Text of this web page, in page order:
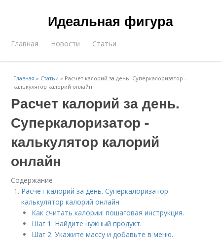
Идеальная фигура
Главная Новости Статьи
Главная » Статьи » Расчет калорий за день. Суперкалоризатор -
калькулятор калорий онлайн
Расчет калорий за день.
Суперкалоризатор -
калькулятор калорий
онлайн
Содержание
Расчет калорий за день. Суперкалоризатор -
калькулятор калорий онлайн
Как считать калории: пошаговая инструкция.
Шаг 1. Найдите нужный продукт.
Шаг 2. Укажите массу и добавьте в меню.